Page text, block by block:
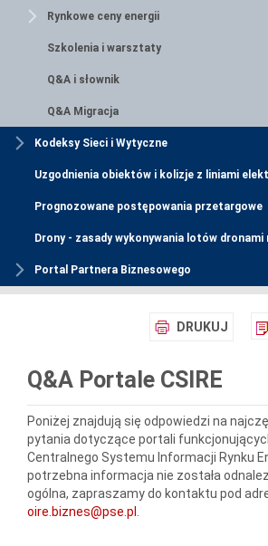
Rynkowe ceny energii
Szkolenia i warsztaty
Q&A i słownik
Q&A Migracja
Kodeksy Sieci i Wytyczne
Uzgodnienia obiektów i kolizje z liniami
Prognozowane postępowania przetargowe
Drony - zasady wykonywania lotów dronami
Portal Partnera Biznesowego
DRUKUJ
Q&A Portale CSIRE
Poniżej znajdują się odpowiedzi na
pytania dotyczące portali
Centralnego Systemu Informacji Rynku
potrzebna informacja nie została
ogólna, zapraszamy do kontaktu pod
oire.biznes@pse.pl